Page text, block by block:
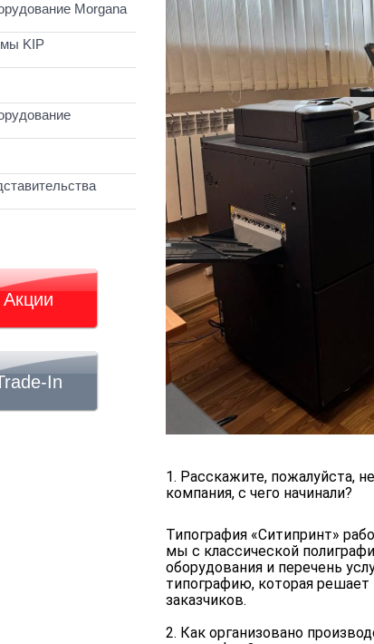
1. Расскажите, пожалуйста,
компания, с чего начинали?
Типография «Ситипринт»
мы с классической
оборудования и перечень
типографию, которая
заказчиков.
2. Как организовано
Morgana
KIP
Акции
In